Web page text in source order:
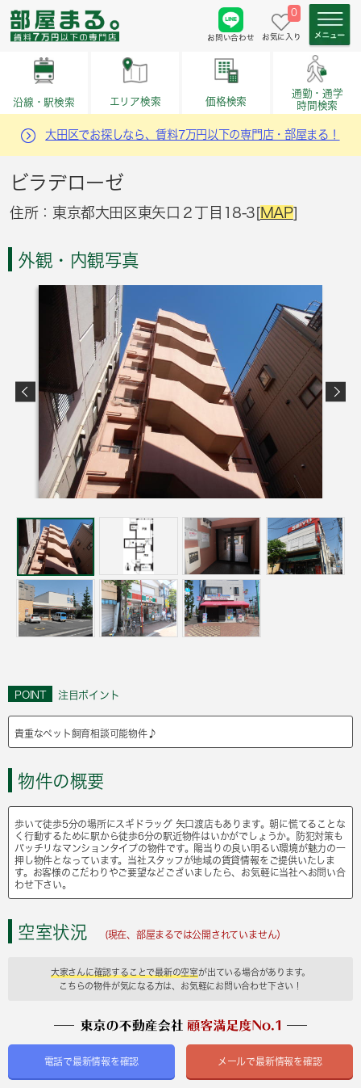
お問い合わせ
0
お気に入り
沿線・駅検索 エリア検索 価格検索
通勤・通学
時間検索
大田区でお探しなら、賃料7万円以下の専門店・部屋まる！
ビラデローゼ
住所：東京都大田区東矢口２丁目18-3[MAP]
外観・内観写真
POINT 注目ポイント
貴重なペット飼育相談可能物件♪
物件の概要
歩いて徒歩5分の場所にスギドラッグ 矢口渡店もあります。朝に慌てることな
く行動するために駅から徒歩6分の駅近物件はいかがでしょうか。防犯対策も
バッチリなマンションタイプの物件です。陽当りの良い明るい環境が魅力の一
押し物件となっています。当社スタッフが地域の賃貸情報をご提供いたしま
す。お客様のこだわりやご要望などございましたら、お気軽に当社へお問い合
わせ下さい。
空室状況 (現在、部屋まるでは公開されていません）
大家さんに確認することで最新の空室が出ている場合があります。
こちらの物件が気になる方は、お気軽にお問い合わせ下さい！
電話で最新情報を確認 メールで最新情報を確認